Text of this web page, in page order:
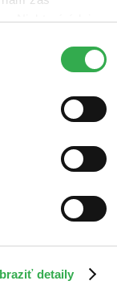
Niektoré údaje
Ďakujeme!
detaily